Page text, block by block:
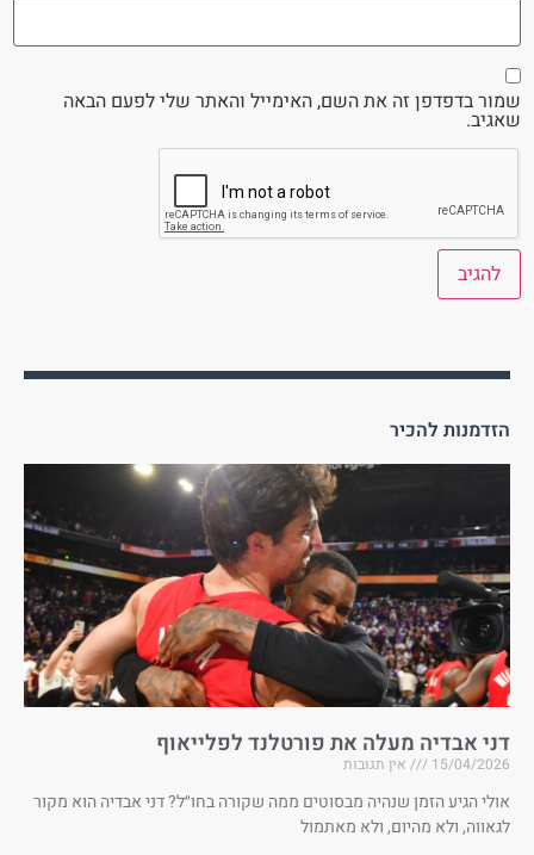
שמור בדפדפן זה את השם, האימייל והאתר שלי לפעם הבאה
שאגיב.
הזדמנות להכיר
דני אבדיה מעלה את פורטלנד לפלייאוף
15/04/2026 אין תגובות
אולי הגיע הזמן שנהיה מבסוטים ממה שקורה בחו״ל? דני אבדיה הוא מקור
לגאווה, ולא מהיום, ולא מאתמול